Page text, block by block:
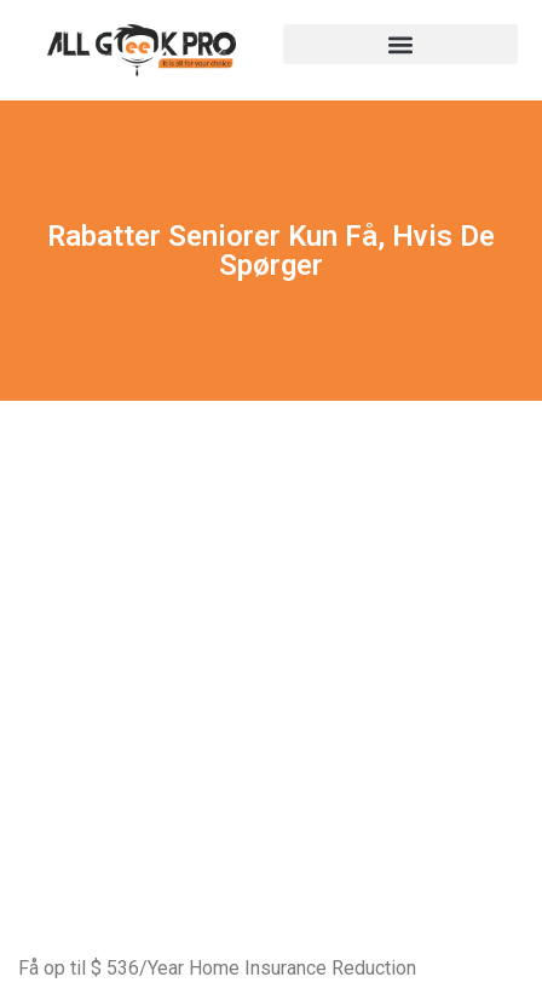
Rabatter Seniorer Kun Få, Hvis De
Spørger
Få op til $ 536/Year Home Insurance Reduction